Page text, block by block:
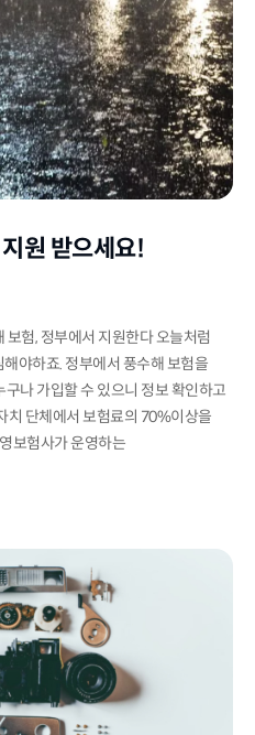
원 받으세요!
험, 정부에서 지원한다 오늘처럼
야하죠. 정부에서 풍수해 보험을
나 가입할 수 있으니 정보 확인하고
치 단체에서 보험료의 70%이상을
보험사가 운영하는